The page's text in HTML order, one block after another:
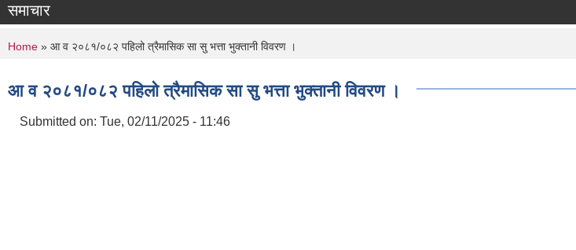
समाचार
You are here
Home » आ व २०८१/०८२ पहिलो त्रैमासिक सा सु भत्ता भुक्तानी विवरण ।
आ व २०८१/०८२ पहिलो त्रैमासिक सा सु भत्ता भुक्तानी विवरण ।
Submitted on: Tue, 02/11/2025 - 11:46